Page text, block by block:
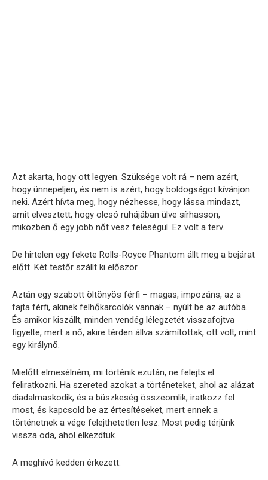
Azt akarta, hogy ott legyen. Szüksége volt rá – nem azért,
hogy ünnepeljen, és nem is azért, hogy boldogságot kívánjon
neki. Azért hívta meg, hogy nézhesse, hogy lássa mindazt,
amit elvesztett, hogy olcsó ruhájában ülve sírhasson,
miközben ő egy jobb nőt vesz feleségül. Ez volt a terv.
De hirtelen egy fekete Rolls-Royce Phantom állt meg a bejárat
előtt. Két testőr szállt ki először.
Aztán egy szabott öltönyös férfi – magas, impozáns, az a
fajta férfi, akinek felhőkarcolók vannak – nyúlt be az autóba.
És amikor kiszállt, minden vendég lélegzetét visszafojtva
figyelte, mert a nő, akire térden állva számítottak, ott volt, mint
egy királynő.
Mielőtt elmesélném, mi történik ezután, ne felejts el
feliratkozni. Ha szereted azokat a történeteket, ahol az alázat
diadalmaskodik, és a büszkeség összeomlik, iratkozz fel
most, és kapcsold be az értesítéseket, mert ennek a
történetnek a vége felejthetetlen lesz. Most pedig térjünk
vissza oda, ahol elkezdtük.
A meghívó kedden érkezett.